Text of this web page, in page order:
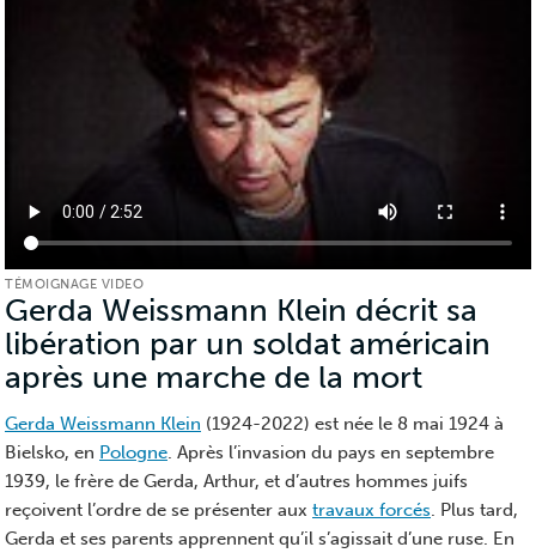
TÉMOIGNAGE VIDEO
Gerda Weissmann Klein décrit sa
libération par un soldat américain
après une marche de la mort
video)
Gerda Weissmann Klein (1924-2022) est née le 8 mai 1924 à
Bielsko, en Pologne. Après l’invasion du pays en septembre
1939, le frère de Gerda, Arthur, et d’autres hommes juifs
reçoivent l’ordre de se présenter aux travaux forcés. Plus tard,
Gerda et ses parents apprennent qu’il s’agissait d’une ruse. En